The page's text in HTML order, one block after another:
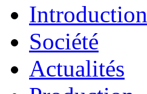
Introduction
Société
Actualités